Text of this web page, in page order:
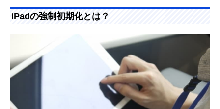
iPadの強制初期化とは？